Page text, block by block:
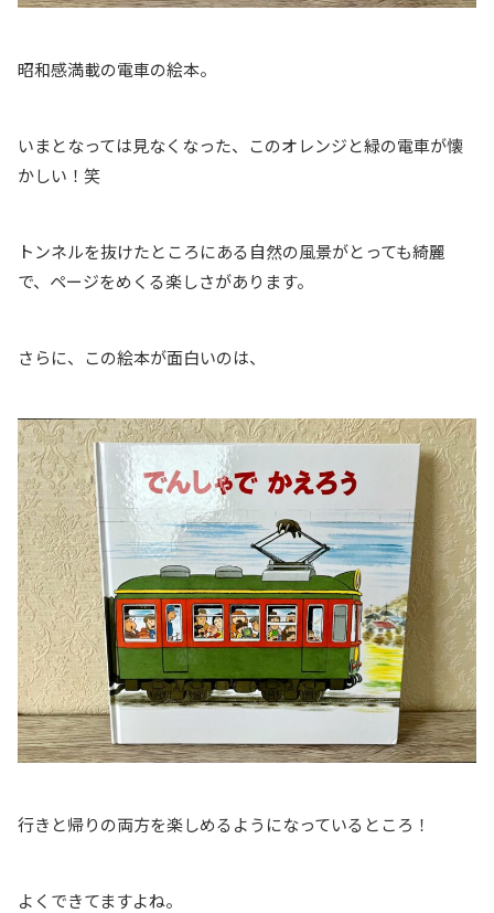
昭和感満載の電車の絵本。
いまとなっては見なくなった、このオレンジと緑の電車が懐
かしい！笑
トンネルを抜けたところにある自然の風景がとっても綺麗
で、ページをめくる楽しさがあります。
さらに、この絵本が面白いのは、
行きと帰りの両方を楽しめるようになっているところ！
よくできてますよね。